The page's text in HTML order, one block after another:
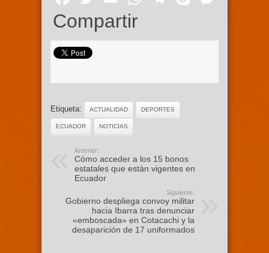
Compartir
Etiqueta: ACTUALIDAD DEPORTES
ECUADOR NOTICIAS
Anterior:
Cómo acceder a los 15 bonos
estatales que están vigentes en
Ecuador
Siguiente:
Gobierno despliega convoy militar
hacia Ibarra tras denunciar
«emboscada» en Cotacachi y la
desaparición de 17 uniformados